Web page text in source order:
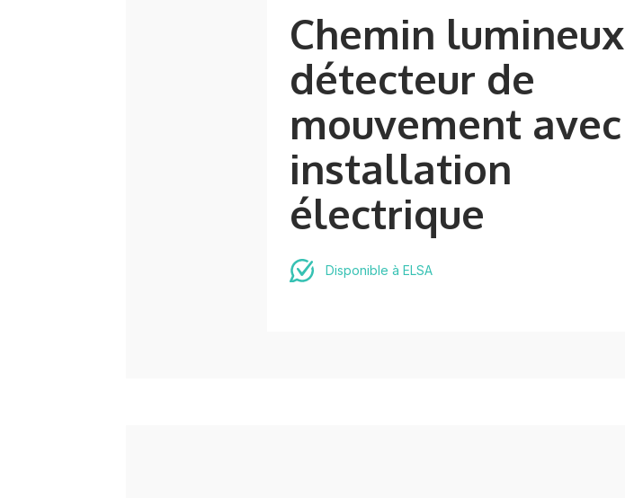
Chemin lumineux
détecteur de
mouvement avec
installation
électrique
Disponible à ELSA